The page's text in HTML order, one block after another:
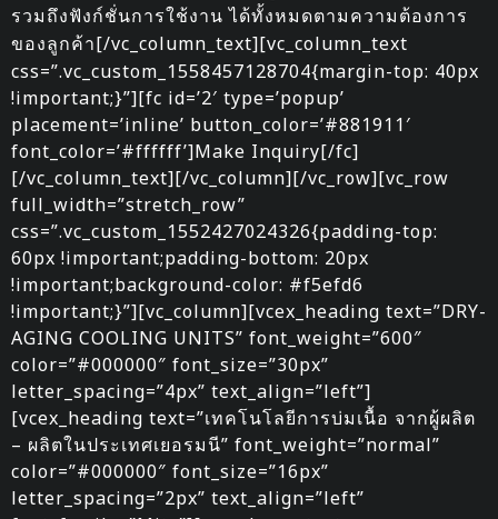
รวมถึงฟังก์ชั่นการใช้งาน ได้ทั้งหมดตามความต้องการ
ของลูกค้า[/vc_column_text][vc_column_text
css=”.vc_custom_1558457128704{margin-top: 40px
!important;}”][fc id=’2′ type=’popup’
placement=’inline’ button_color=’#881911′
font_color=’#ffffff’]Make Inquiry[/fc]
[/vc_column_text][/vc_column][/vc_row][vc_row
full_width=”stretch_row”
css=”.vc_custom_1552427024326{padding-top:
60px !important;padding-bottom: 20px
!important;background-color: #f5efd6
!important;}”][vc_column][vcex_heading text=”DRY-
AGING COOLING UNITS” font_weight=”600″
color=”#000000″ font_size=”30px”
letter_spacing=”4px” text_align=”left”]
[vcex_heading text=”เทคโนโลยีการบ่มเนื้อ จากผู้ผลิต
– ผลิตในประเทศเยอรมนี” font_weight=”normal”
color=”#000000″ font_size=”16px”
letter_spacing=”2px” text_align=”left”